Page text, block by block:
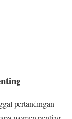
pertandingan